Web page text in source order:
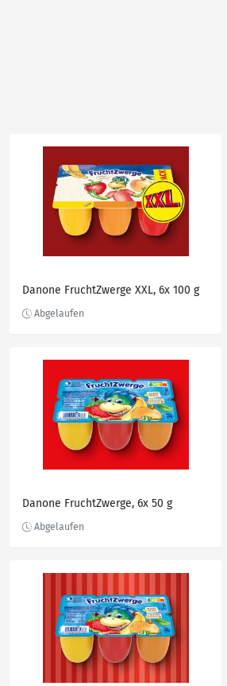
Danone FruchtZwerge XXL, 6x 100 g
Danone FruchtZwerge, 6x 50 g